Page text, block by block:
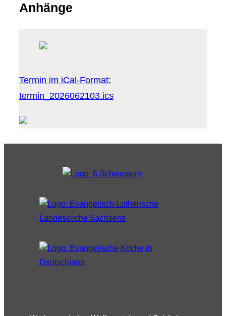
Anhänge
Termin im iCal-Format:
termin_2026062103.ics